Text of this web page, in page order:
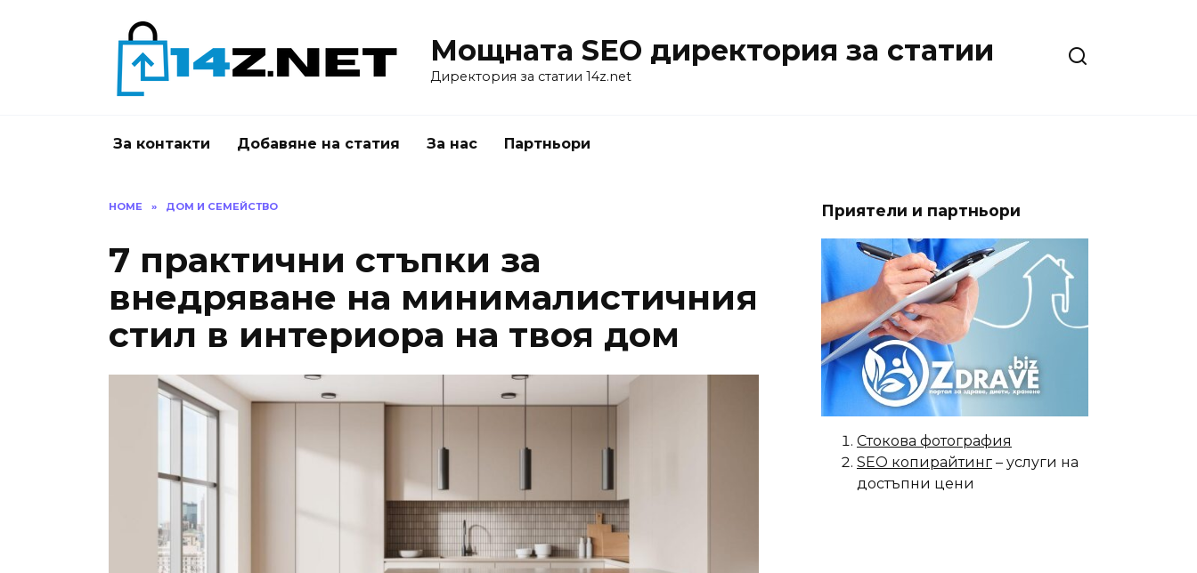
Мощната SEO директория за статии
Директория за статии 14z.net
За контакти Добавяне на статия За нас Партньори
HOME » ДОМ И СЕМЕЙСТВО
7 практични стъпки за
внедряване на минималистичния
стил в интериора на твоя дом
Приятели и партньори
Стокова фотография
SEO копирайтинг – услуги на
достъпни цени